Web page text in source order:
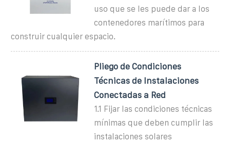
uso que se les puede dar a los
contenedores marítimos para
construir cualquier espacio.
Pliego de Condiciones
Técnicas de Instalaciones
Conectadas a Red
1.1 Fijar las condiciones técnicas
mínimas que deben cumplir las
instalaciones solares